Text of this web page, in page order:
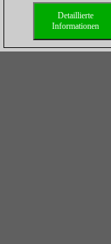
Detaillierte
Informationen